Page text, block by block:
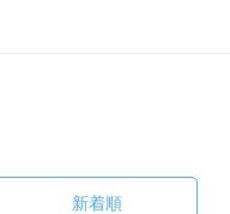
新着順